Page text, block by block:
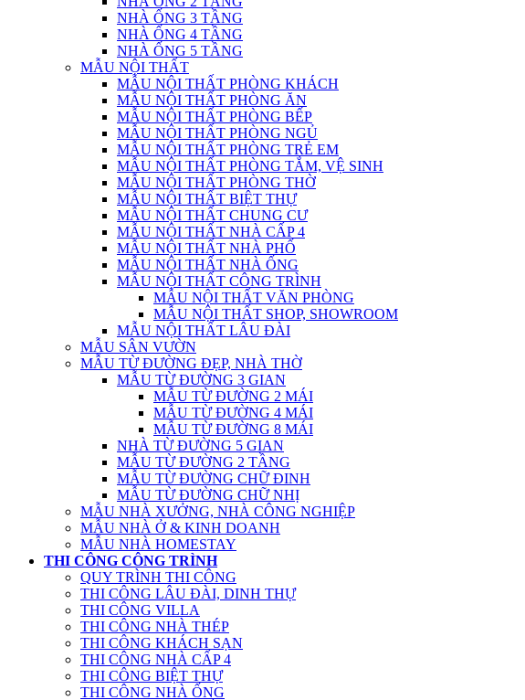
NHÀ ỐNG 3 TẦNG
NHÀ ỐNG 4 TẦNG
NHÀ ỐNG 5 TẦNG
MẪU NỘI THẤT
MẪU NỘI THẤT PHÒNG KHÁCH
MẪU NỘI THẤT PHÒNG ĂN
MẪU NỘI THẤT PHÒNG BẾP
MẪU NỘI THẤT PHÒNG NGỦ
MẪU NỘI THẤT PHÒNG TRẺ EM
MẪU NỘI THẤT PHÒNG TẮM, VỆ SINH
MẪU NỘI THẤT PHÒNG THỜ
MẪU NỘI THẤT BIỆT THỰ
MẪU NỘI THẤT CHUNG CƯ
MẪU NỘI THẤT NHÀ CẤP 4
MẪU NỘI THẤT NHÀ PHỐ
MẪU NỘI THẤT NHÀ ỐNG
MẪU NỘI THẤT CÔNG TRÌNH
MẪU NỘI THẤT VĂN PHÒNG
MẪU NỘI THẤT SHOP, SHOWROOM
MẪU NỘI THẤT LÂU ĐÀI
MẪU SÂN VƯỜN
MẪU TỪ ĐƯỜNG ĐẸP, NHÀ THỜ
MẪU TỪ ĐƯỜNG 3 GIAN
MẪU TỪ ĐƯỜNG 2 MÁI
MẪU TỪ ĐƯỜNG 4 MÁI
MẪU TỪ ĐƯỜNG 8 MÁI
NHÀ TỪ ĐƯỜNG 5 GIAN
MẪU TỪ ĐƯỜNG 2 TẦNG
MẪU TỪ ĐƯỜNG CHỮ ĐINH
MẪU TỪ ĐƯỜNG CHỮ NHỊ
MẪU NHÀ XƯỞNG, NHÀ CÔNG NGHIỆP
MẪU NHÀ Ở & KINH DOANH
MẪU NHÀ HOMESTAY
THI CÔNG CÔNG TRÌNH
QUY TRÌNH THI CÔNG
THI CÔNG LÂU ĐÀI, DINH THỰ
THI CÔNG VILLA
THI CÔNG NHÀ THÉP
THI CÔNG KHÁCH SẠN
THI CÔNG NHÀ CẤP 4
THI CÔNG BIỆT THỰ
THI CÔNG NHÀ ỐNG